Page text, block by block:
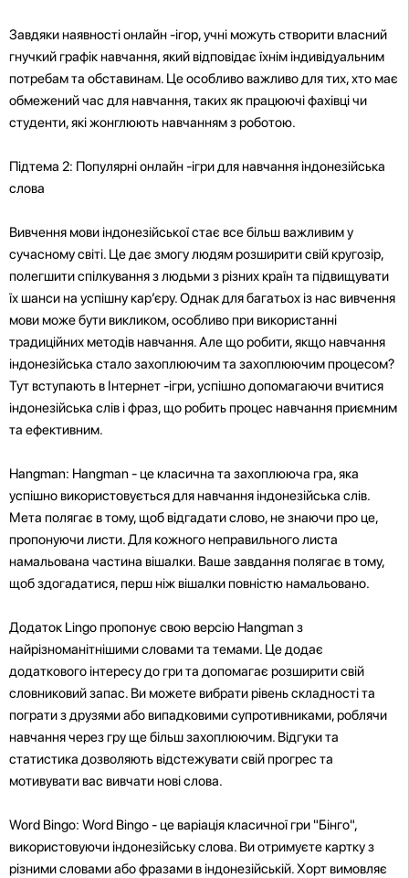
Завдяки наявності онлайн -ігор, учні можуть створити власний
гнучкий графік навчання, який відповідає їхнім індивідуальним
потребам та обставинам. Це особливо важливо для тих, хто має
обмежений час для навчання, таких як працюючі фахівці чи
студенти, які жонглюють навчанням з роботою.
Підтема 2: Популярні онлайн -ігри для навчання індонезійська
слова
Вивчення мови індонезійської стає все більш важливим у
сучасному світі. Це дає змогу людям розширити свій кругозір,
полегшити спілкування з людьми з різних країн та підвищувати
їх шанси на успішну кар’єру. Однак для багатьох із нас вивчення
мови може бути викликом, особливо при використанні
традиційних методів навчання. Але що робити, якщо навчання
індонезійська стало захоплюючим та захоплюючим процесом?
Тут вступають в Інтернет -ігри, успішно допомагаючи вчитися
індонезійська слів і фраз, що робить процес навчання приємним
та ефективним.
Hangman: Hangman - це класична та захоплююча гра, яка
успішно використовується для навчання індонезійська слів.
Мета полягає в тому, щоб відгадати слово, не знаючи про це,
пропонуючи листи. Для кожного неправильного листа
намальована частина вішалки. Ваше завдання полягає в тому,
щоб здогадатися, перш ніж вішалки повністю намальовано.
Додаток Lingo пропонує свою версію Hangman з
найрізноманітнішими словами та темами. Це додає
додаткового інтересу до гри та допомагає розширити свій
словниковий запас. Ви можете вибрати рівень складності та
пограти з друзями або випадковими супротивниками, роблячи
навчання через гру ще більш захоплюючим. Відгуки та
статистика дозволяють відстежувати свій прогрес та
мотивувати вас вивчати нові слова.
Word Bingo: Word Bingo - це варіація класичної гри "Бінго",
використовуючи індонезійську слова. Ви отримуєте картку з
різними словами або фразами в індонезійській. Хорт вимовляє